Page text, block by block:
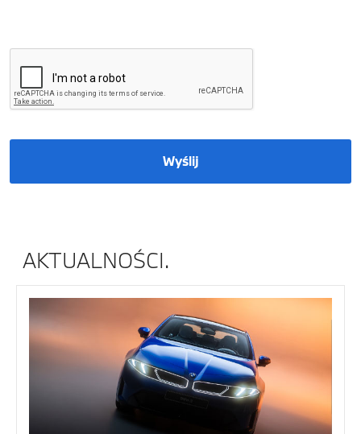
Wyślij
AKTUALNOŚCI.